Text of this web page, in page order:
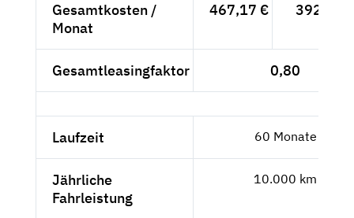
Gesamtkosten /
Monat
467,17 € 392,58 €
Gesamtleasingfaktor 0,80
Laufzeit 60 Monate
Jährliche
Fahrleistung
10.000 km